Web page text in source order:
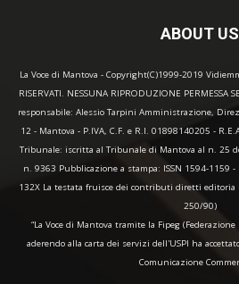
ABOUT US
La Voce di Mantova - Copyright(C)1999-2019
RISERVATI. NESSUNA RIPRODUZIONE
responsabile: Alessio Tarpini Amministrazione,
12 - Mantova - P.IVA, C.F. e R.I. 01898140205 -
Tribunale: iscritta al Tribunale di Mantova al n. 25
n. 9363 Pubblicazione a stampa: ISSN 1594-1159
132X La testata fruisce dei contributi diretti editoria
250/90)
“La Voce di Mantova tramite la Fipeg
aderendo alla carta dei servizi dell'USPI ha
Comunicazione